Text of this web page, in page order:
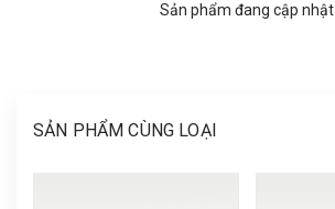
Sản phẩm đang cập nhật
SẢN PHẨM CÙNG LOẠI